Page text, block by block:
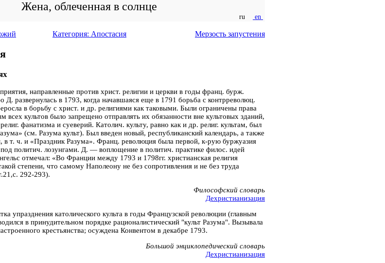
Жена, облеченная в солнце
ru en
Категория: Апостасия Мерзость запустения
направленные против христ. религии и церкви в годы франц. бурж.
Д. развернулась в 1793, когда начавшаяся еще в 1791 борьба с контрреволюц.
в борьбу с христ. и др. религиями как таковыми. Были ограничены права
всех культов было запрещено отправлять их обязанности вне культовых зданий,
фанатизма и суеверий. Католич. культу, равно как и др. религ. культам, был
(см. Разума культ). Был введен новый, республиканский календарь, а также
в т. ч. и «Праздник Разума». Франц. революция была первой, к-рую буржуазия
политич. лозунгами. Д. — воплощение в политич. практике филос. идей
отмечал: «Во Франции между 1793 и 1798гг. христианская религия
степени, что самому Наполеону не без сопротивления и не без труда
292-293).
Философский словарь
Дехристианизация
упразднения католического культа в годы Французской революции (главным
в принудительном порядке рационалистический "культ Разума". Вызывала
крестьянства; осуждена Конвентом в декабре 1793.
Большой энциклопедический словарь
Дехристианизация